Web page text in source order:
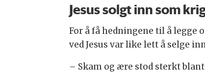
Jesus solgt inn som
For å få hedningene til å
ved Jesus var like lett å selge
– Skam og ære stod sterkt